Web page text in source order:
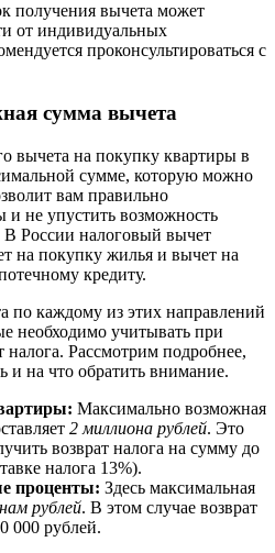
получения вычета может
от индивидуальных
проконсультироваться с
сумма вычета
вычета на покупку квартиры в
сумме, которую можно
вам правильно
и не упустить возможность
В России налоговый вычет
на покупку жилья и вычет на
кредиту.
по каждому из этих направлений
необходимо учитывать при
налога. Рассмотрим подробнее,
на что обратить внимание.
Максимально возможная
2 миллиона рублей. Это
возврат налога на сумму до
налога 13%).
проценты: Здесь максимальная
рублей. В этом случае возврат
000 рублей.